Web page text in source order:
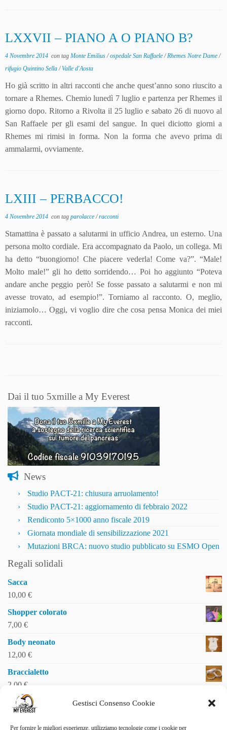
Gestisci Consenso Cookie
Per fornire le migliori esperienze, utilizziamo tecnologie come i cookie per
LXXVII – PIANO A O PIANO B?
4 Novembre 2014 con tag Monte Emilius/ospedale San Raffaele/Rhemes Notre Dame/
rifugio Quintino Sella/Valle d'Aosta
Ho già scritto in altri racconti che anche quest’anno sono riuscito a
tornare a Rhemes. Chemio lunedì 7 luglio e partenza per Rhemes il
giorno dopo. Ritorno a Rivolta il 25 luglio e sabato 26 di nuovo al
San Raffaele per gli esami del sangue. In quei diciotto giorni a
Rhemes mi rimisi in forma. Non la forma che avevo prima di
ammalarmi, ovviamente.
LXIII – PERBACCO!
4 Novembre 2014 con tag parolacce/racconti
Stamattina è passato a salutarmi in ufficio Andrea, un esterno. Una
persona molto cordiale. Era accompagnato da Paolo, un collega. Mi
ha detto “buongiorno! Che piacere vederla! Come va?”. “Male!
Molto male!” gli ho detto sorridendo… Poi ho aggiunto “Poteva
andare anche peggio però! Se fosse passato a salutarmi e non mi
avesse trovato, ad esempio!”. Torniamo al racconto. O, meglio,
iniziamolo… Oggi, vi voglio dire che cosa pensa Monica dei miei
racconti.
Dai il tuo 5xmille a My Everest
News
Studio PACT-21: chiusura arruolamento!
Studio PACT-21: aggiornamento di febbraio 2022
Rendiconto 5×1000 anno fiscale 2019
Giornata mondiale di sensibilizzazione 2021
Mutazioni BRCA: nuovo studio pubblicato su ESMO Open
Regali solidali
Sacca
10,00 €
Shopper colorato
7,00 €
Body neonato
12,00 €
Braccialetto
2,00 €